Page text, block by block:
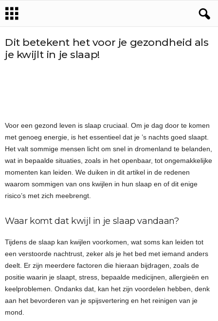
Dit betekent het voor je gezondheid als
je kwijlt in je slaap!
Voor een gezond leven is slaap cruciaal. Om je dag door te komen
met genoeg energie, is het essentieel dat je ’s nachts goed slaapt.
Het valt sommige mensen licht om snel in dromenland te belanden,
wat in bepaalde situaties, zoals in het openbaar, tot ongemakkelijke
momenten kan leiden. We duiken in dit artikel in de redenen
waarom sommigen van ons kwijlen in hun slaap en of dit enige
risico’s met zich meebrengt.
Waar komt dat kwijl in je slaap vandaan?
Tijdens de slaap kan kwijlen voorkomen, wat soms kan leiden tot
een verstoorde nachtrust, zeker als je het bed met iemand anders
deelt. Er zijn meerdere factoren die hieraan bijdragen, zoals de
positie waarin je slaapt, stress, bepaalde medicijnen, allergieën en
keelproblemen. Ondanks dat, kan het zijn voordelen hebben, denk
aan het bevorderen van je spijsvertering en het reinigen van je
mond.